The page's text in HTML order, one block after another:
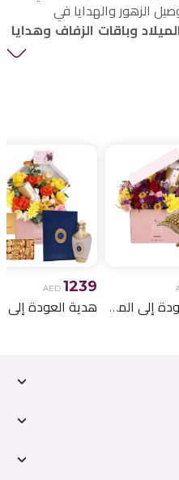
الزهور والهدايا في
وباقات الزفاف وهدايا
هدية العودة إلى المنزل الرائعة 9
AED 1239